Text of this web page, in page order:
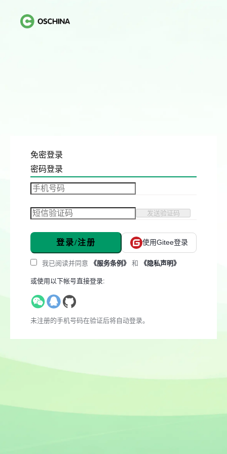
免密登录
密码登录
发送验证码
登录/注册 使用Gitee登录
我已阅读并同意 《服务条例》 和 《隐私声明》
或使用以下帐号直接登录:
未注册的手机号码在验证后将自动登录。